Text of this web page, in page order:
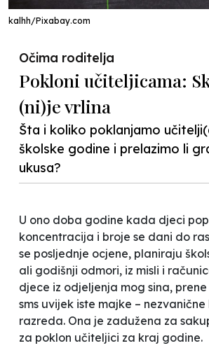
kalhh/Pixabay.com
Očima roditelja
Pokloni učiteljicama:
(ni)je vrlina
Šta i koliko poklanjamo
školske godine i prelazimo li
ukusa?
U ono doba godine kada djeci
koncentracija i broje se dani do
se posljednje ocjene, planiraju
ali godišnji odmori, iz misli i
djece iz odjeljenja mog sina,
sms uvijek iste majke –
razreda. Ona je zadužena za
za poklon učiteljici za kraj godine.